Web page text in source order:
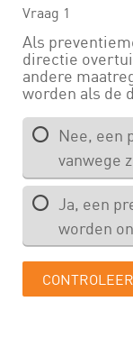
Vraag 1